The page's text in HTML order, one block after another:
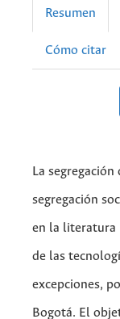
Resumen
Cómo citar
La
segregación
en la literatura
de las
excepciones,
Bogotá. El